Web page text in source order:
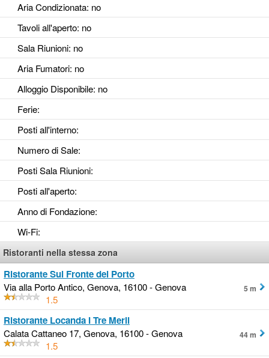
Aria Condizionata: no
Tavoli all'aperto: no
Sala Riunioni: no
Aria Fumatori: no
Alloggio Disponibile: no
Ferie:
Posti all'interno:
Numero di Sale:
Posti Sala Riunioni:
Posti all'aperto:
Anno di Fondazione:
Wi-Fi:
Ristoranti nella stessa zona
Ristorante Sul Fronte del Porto
Via alla Porto Antico, Genova, 16100 - Genova
1.5
5 m
Ristorante Locanda I Tre Merli
Calata Cattaneo 17, Genova, 16100 - Genova
1.5
44 m